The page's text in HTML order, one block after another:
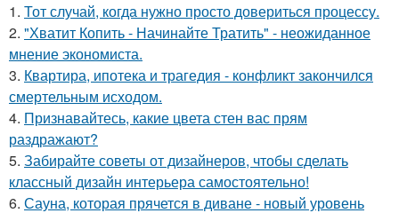
1. Тот случай, когда нужно просто довериться процессу.
2. "Хватит Копить - Начинайте Тратить" - неожиданное
мнение экономиста.
3. Квартира, ипотека и трагедия - конфликт закончился
смертельным исходом.
4. Признавайтесь, какие цвета стен вас прям
раздражают?
5. Забирайте советы от дизайнеров, чтобы сделать
классный дизайн интерьера самостоятельно!
6. Сауна, которая прячется в диване - новый уровень